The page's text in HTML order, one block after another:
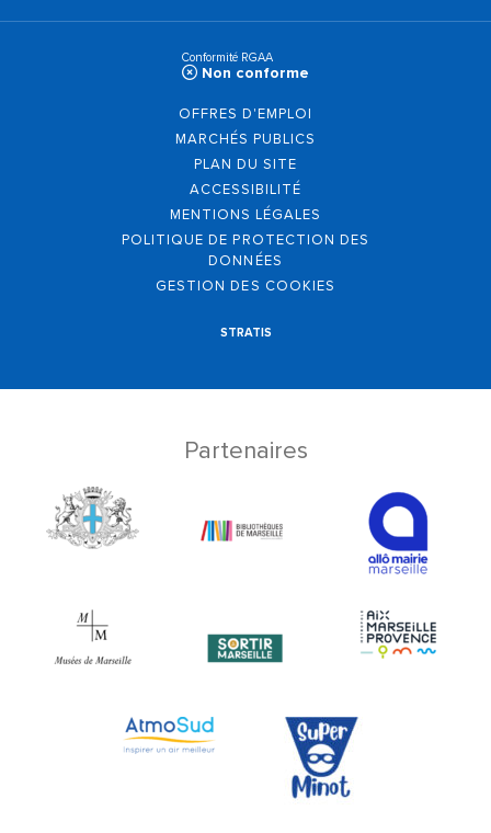
Conformité RGAA
Non conforme
OFFRES D'EMPLOI
MARCHÉS PUBLICS
PLAN DU SITE
ACCESSIBILITÉ
MENTIONS LÉGALES
POLITIQUE DE PROTECTION DES
DONNÉES
GESTION DES COOKIES
STRATIS
Partenaires